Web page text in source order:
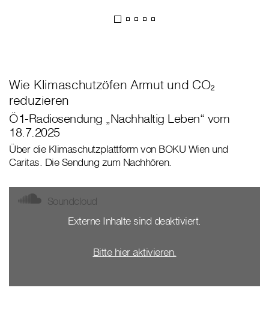
Wie Klimaschutzöfen Armut und CO₂
reduzieren
Ö1-Radiosendung „Nachhaltig Leben“ vom
18.7.2025
Über die Klimaschutzplattform von BOKU Wien und
Caritas. Die Sendung zum Nachhören.
Soundcloud
Externe Inhalte sind deaktiviert.
Bitte hier aktivieren.